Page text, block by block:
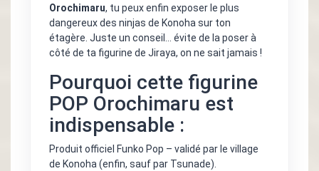
Orochimaru, tu peux enfin exposer le plus
dangereux des ninjas de Konoha sur ton
étagère. Juste un conseil… évite de la poser à
côté de ta figurine de Jiraya, on ne sait jamais !
Pourquoi cette figurine
POP Orochimaru est
indispensable :
Produit officiel Funko Pop – validé par le village
de Konoha (enfin, sauf par Tsunade).